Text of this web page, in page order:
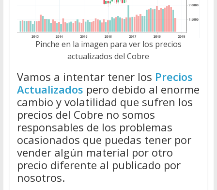
Pinche en la imagen para ver los precios
actualizados del Cobre
Vamos a intentar tener los Precios
Actualizados pero debido al enorme
cambio y volatilidad que sufren los
precios del Cobre no somos
responsables de los problemas
ocasionados que puedas tener por
vender algún material por otro
precio diferente al publicado por
nosotros.